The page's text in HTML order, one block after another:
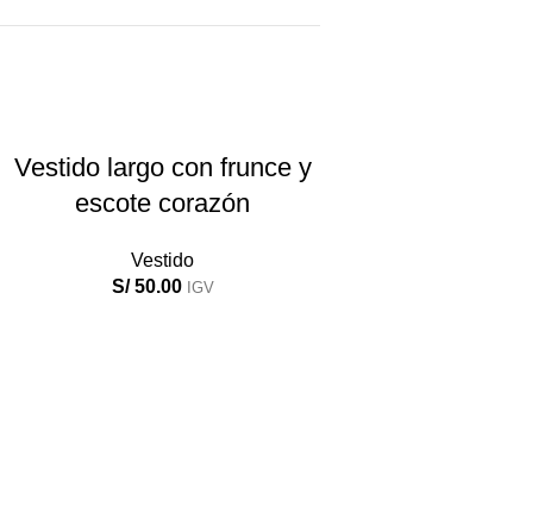
Vestido largo con frunce y
escote corazón
Vestido
S/50.00 IGV